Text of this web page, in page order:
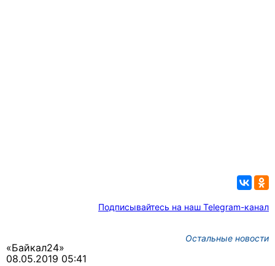
Подписывайтесь на наш Telegram-канал
Остальные новости
«Байкал24»
08.05.2019 05:41